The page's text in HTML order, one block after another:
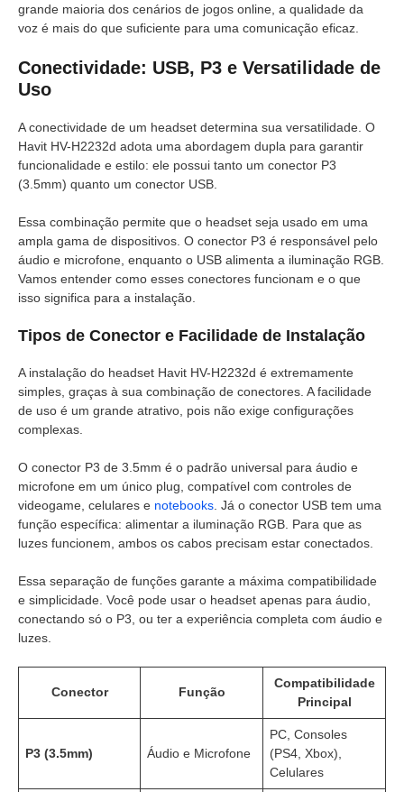
grande maioria dos cenários de jogos online, a qualidade da
voz é mais do que suficiente para uma comunicação eficaz.
Conectividade: USB, P3 e Versatilidade de
Uso
A conectividade de um headset determina sua versatilidade. O
Havit HV-H2232d adota uma abordagem dupla para garantir
funcionalidade e estilo: ele possui tanto um conector P3
(3.5mm) quanto um conector USB.
Essa combinação permite que o headset seja usado em uma
ampla gama de dispositivos. O conector P3 é responsável pelo
áudio e microfone, enquanto o USB alimenta a iluminação RGB.
Vamos entender como esses conectores funcionam e o que
isso significa para a instalação.
Tipos de Conector e Facilidade de Instalação
A instalação do headset Havit HV-H2232d é extremamente
simples, graças à sua combinação de conectores. A facilidade
de uso é um grande atrativo, pois não exige configurações
complexas.
O conector P3 de 3.5mm é o padrão universal para áudio e
microfone em um único plug, compatível com controles de
videogame, celulares e notebooks . Já o conector USB tem uma
função específica: alimentar a iluminação RGB. Para que as
luzes funcionem, ambos os cabos precisam estar conectados.
Essa separação de funções garante a máxima compatibilidade
e simplicidade. Você pode usar o headset apenas para áudio,
conectando só o P3, ou ter a experiência completa com áudio e
luzes.
Conector Função
Compatibilidade
Principal
P3 (3.5mm) Áudio e Microfone
PC, Consoles
(PS4, Xbox),
Celulares